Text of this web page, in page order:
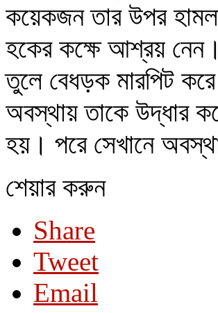
কয়েকজন তার উপর হামলা
হকের কক্ষে আশ্রয় নেন।
তুলে বেধড়ক মারপিট
অবস্থায় তাকে উদ্ধার
হয়। পরে সেখানে
শেয়ার করুন
Share
Tweet
Email